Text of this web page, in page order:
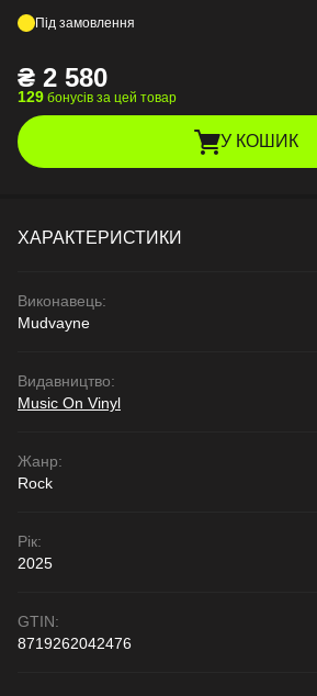
Під замовлення
₴ 2 580
129 бонусів за цей товар
У КОШИК
ХАРАКТЕРИСТИКИ
Виконавець:
Mudvayne
Видавництво:
Music On Vinyl
Жанр:
Rock
Рік:
2025
GTIN:
8719262042476